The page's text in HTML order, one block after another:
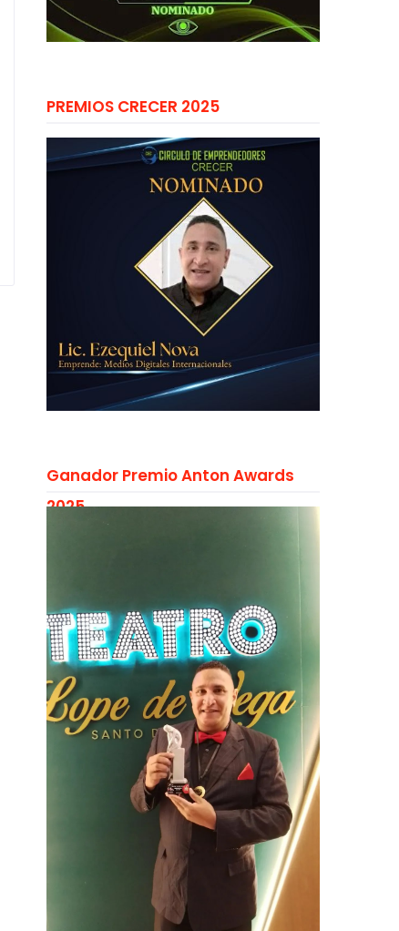
PREMIOS CRECER 2025
Ganador Premio Anton Awards
2025